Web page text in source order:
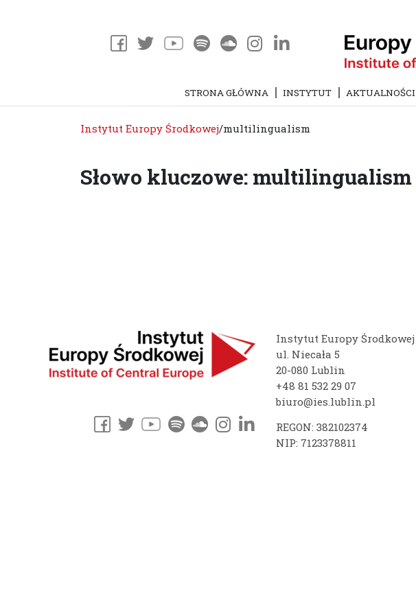
STRONA GŁÓWNA INSTYTUT AKTUALNOŚCI
Instytut Europy Środkowej/multilingualism
Słowo kluczowe: multilingualism
Instytut Europy Środkowej
ul. Niecała 5
20-080 Lublin
+48 81 532 29 07
biuro@ies.lublin.pl
REGON: 382102374
NIP: 7123378811